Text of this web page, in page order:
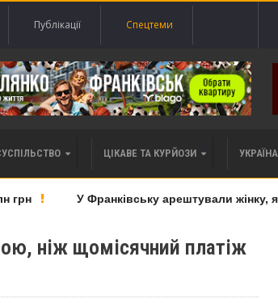
Публікації Спецтеми
ЦІКАВЕ ТА КУРЙОЗИ
У Франківську арештували жінку,
ніж щомісячний платіж